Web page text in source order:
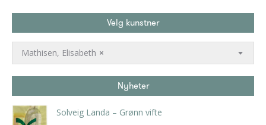
Velg kunstner
×
Mathisen, Elisabeth
Nyheter
Solveig Landa – Grønn vifte